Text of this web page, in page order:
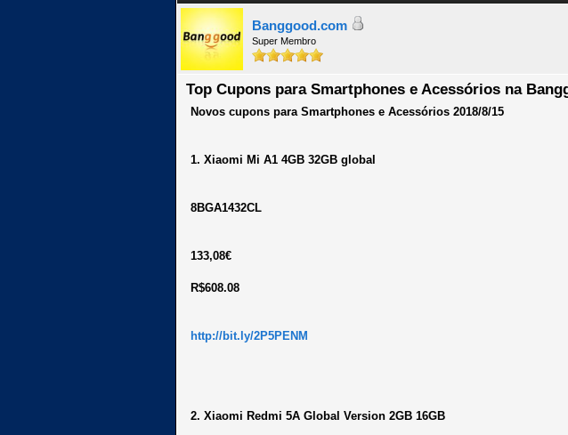
Banggood.com
Super Membro
Top Cupons para Smartphones e Acessórios na
Novos cupons para Smartphones e Acessórios 2018/8/15
1. Xiaomi Mi A1 4GB 32GB global
8BGA1432CL
133,08€
R$608.08
http://bit.ly/2P5PENM
2. Xiaomi Redmi 5A Global Version 2GB 16GB